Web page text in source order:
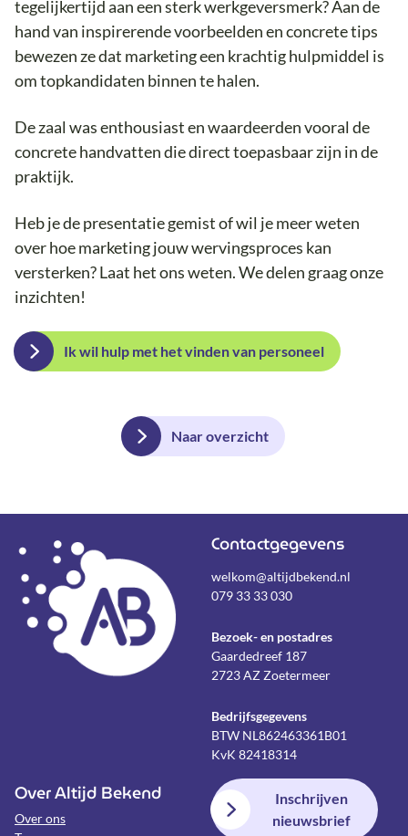
tegelijkertijd aan een sterk werkgeversmerk? Aan de
hand van inspirerende voorbeelden en concrete tips
bewezen ze dat marketing een krachtig hulpmiddel is
om topkandidaten binnen te halen.
De zaal was enthousiast en waardeerden vooral de
concrete handvatten die direct toepasbaar zijn in de
praktijk.
Heb je de presentatie gemist of wil je meer weten
over hoe marketing jouw wervingsproces kan
versterken? Laat het ons weten. We delen graag onze
inzichten!
Ik wil hulp met het vinden van personeel
Naar overzicht
Contactgegevens
welkom@altijdbekend.nl
079 33 33 030
Bezoek- en postadres
Gaardedreef 187
2723 AZ Zoetermeer
Bedrijfsgegevens
BTW NL862463361B01
KvK 82418314
Over Altijd Bekend
Over ons
Inschrijven
nieuwsbrief